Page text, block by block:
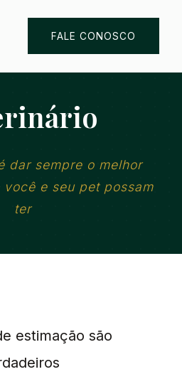
FALE CONOSCO
dar sempre o melhor
e seu pet possam
ter
estimação são